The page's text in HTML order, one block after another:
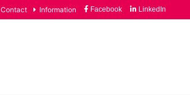
Contact Information Facebook LinkedIn